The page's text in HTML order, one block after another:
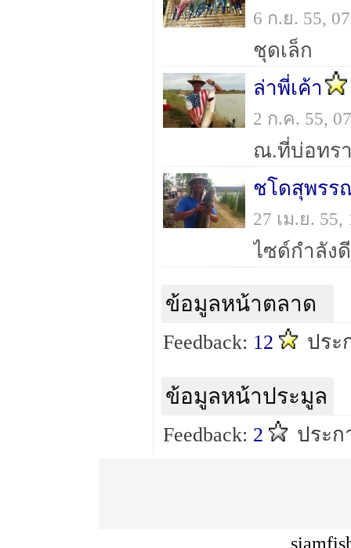
6 ก.ย. 55,
ชุดเล็ก
ล่าพี่เค้า
2 ก.ค. 55,
ณ.ที่บ่อทร
ชโดสุพรร
27 เม.ย.
ไซด์กำลังดี
ข้อมูลหน้าตลาด
Feedback: 12 ปร
ข้อมูลหน้าประมูล
Feedback: 2 ประก